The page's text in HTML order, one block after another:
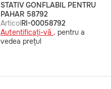
STATIV GONFLABIL PENTRU
PAHAR 58792
ArticolRI-00058792
Autentificați-vă , pentru a
vedea prețul